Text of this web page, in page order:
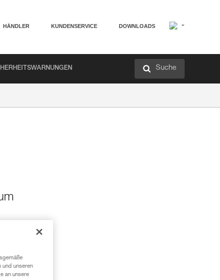
HÄNDLER KUNDENSERVICE DOWNLOADS
Suche
und unseren
an unsere